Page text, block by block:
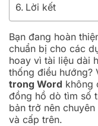
Lời kết
Bạn đang hoàn
chuẩn bị cho các
hoay vì tài liệu dài
thống điều hướng?
trong Word không
đồng hồ dò tìm số
bản trở nên
và cấp trên.